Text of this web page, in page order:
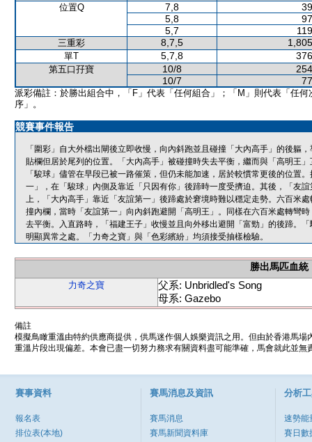
位置Q 7,8
5,8
5,7
三重彩 8,7,5
單T 5,7,8
第五口孖寶 10/8
10/7
派彩備註：於勝出組合中，「F」代表「任何組合」；「M」則代表「任何
序」。
競賽事件報告
「圍彩」自大外檔出閘後立即收慢，向內斜跑並且碰撞「大內高手」的後軀
貼欄但居於尾列的位置。「大內高手」被碰撞時失去平衡，繼而與「高明王
「駿球」儘管在早段已被一路催策，但仍未能加速，居於較慣常更後的位置
一」，在「駿球」內側及靠近「只因有你」後蹄時一度受擠迫。其後，「友
上，「大內高手」靠近「友誼第一」後蹄處於窘境時難以穩定走勢。六百米
撞內欄，當時「友誼第一」向內斜跑避開「高明王」。同樣在六百米處轉彎
去平衡。入直路時，「福建王子」收慢並且向外移出避開「富勁」的後蹄。
明顯異常之處。「力奇之寶」與「色彩繽紛」均須接受抽樣檢驗。
勝出馬匹血統
力奇之寶
父系: Unbridled's Song
母系: Gazebo
備註
模擬鳥瞰重溫由特約供應商提供，供馬迷作個人娛樂資訊之用。但由於香港馬
重溫片段出現偏差。本會已盡一切努力務求有關資料盡可能準確，馬會就此並
賽事資料
報名表
排位表(本地)
賽馬消息及資訊
賽馬消息
賽馬新聞資料庫
分析
速勢能
賽日數